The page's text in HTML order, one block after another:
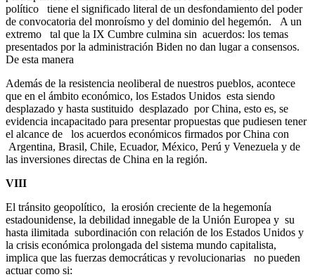
político tiene el significado literal de un desfondamiento del poder
de convocatoria del monroísmo y del dominio del hegemón. A un
extremo tal que la IX Cumbre culmina sin acuerdos: los temas
presentados por la administración Biden no dan lugar a consensos.
De esta manera
Además de la resistencia neoliberal de nuestros pueblos, acontece
que en el ámbito económico, los Estados Unidos esta siendo
desplazado y hasta sustituido desplazado por China, esto es, se
evidencia incapacitado para presentar propuestas que pudiesen tener
el alcance de los acuerdos económicos firmados por China con
Argentina, Brasil, Chile, Ecuador, México, Perú y Venezuela y de
las inversiones directas de China en la región.
VIII
El tránsito geopolítico, la erosión creciente de la hegemonía
estadounidense, la debilidad innegable de la Unión Europea y su
hasta ilimitada subordinación con relación de los Estados Unidos y
la crisis económica prolongada del sistema mundo capitalista,
implica que las fuerzas democráticas y revolucionarias no pueden
actuar como si: